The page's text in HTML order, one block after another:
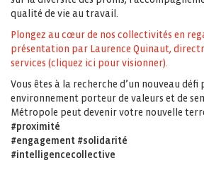
qualité de vie au travail.
Plongez au cœur de nos collectivités en
présentation par Laurence Quinaut,
services (cliquez ici pour visionner).
Vous êtes à la recherche d’un nouveau défi
environnement porteur de valeurs et de
Métropole peut devenir votre nouvelle
#proximité
#engagement #solidarité
#intelligencecollective